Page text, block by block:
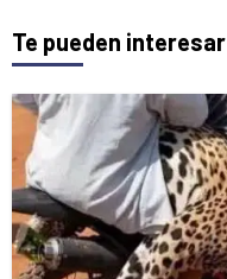
Te pueden interesar